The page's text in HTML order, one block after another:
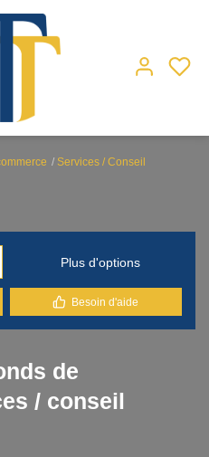
Services / Conseil
Plus d'options
Besoin d'aide
de
/ conseil